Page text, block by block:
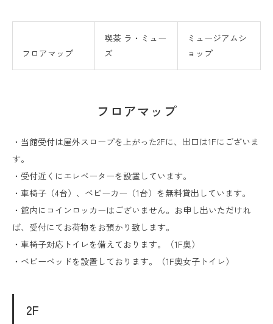
フロアマップ
喫茶 ラ・ミュー
ズ
ミュージアムシ
ョップ
フロアマップ
・当館受付は屋外スロープを上がった2Fに、出口は1Fにございま
す。
・受付近くにエレベーターを設置しています。
・車椅子（4台）、ベビーカー（1台）を無料貸出しています。
・館内にコインロッカーはございません。お申し出いただけれ
ば、受付にてお荷物をお預かり致します。
・車椅子対応トイレを備えております。（1F奥）
・ベビーベッドを設置しております。（1F奥女子トイレ）
2F